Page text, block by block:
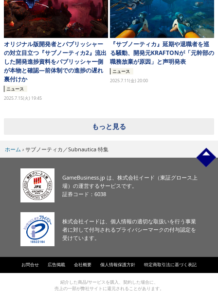
オリジナル版開発者とパブリッシャー
の対立目立つ『サブノーティカ2』流出
した開発進捗資料をパブリッシャー側
が本物と確認―前体制での進捗の遅れ
裏付けか
ニュース
2025.7.15(火) 19:45
『サブノーティカ』延期や退職者を巡
る騒動、開発元KRAFTONが「元幹部の
職務放棄が原因」と声明発表
ニュース
2025.7.11(金) 20:00
もっと見る
ホーム › サブノーティカ／Subnautica 特集
GameBusiness.jp は、株式会社イード（東証グロース上
場）の運営するサービスです。
証券コード：6038
株式会社イードは、個人情報の適切な取扱いを行う事業
者に対して付与されるプライバシーマークの付与認定を
受けています。
お問合せ 広告掲載 会社概要 個人情報保護方針 特定商取引法に基づく表記
紹介した商品/サービスを購入、契約した場合に、
売上の一部が弊社サイトに還元されることがあります。